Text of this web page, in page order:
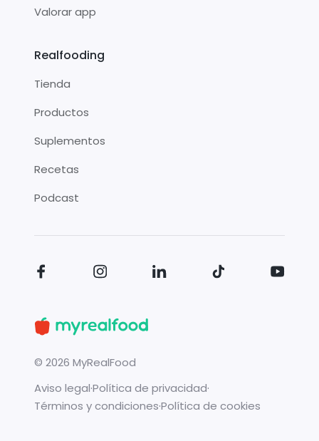
Valorar app
Realfooding
Tienda
Productos
Suplementos
Recetas
Podcast
© 2026 MyRealFood
Aviso legal·Política de privacidad·
Términos y condiciones·Política de cookies